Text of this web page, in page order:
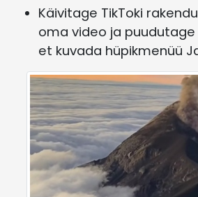
Käivitage TikToki
oma video ja puudutage
et kuvada hüpikmenüü